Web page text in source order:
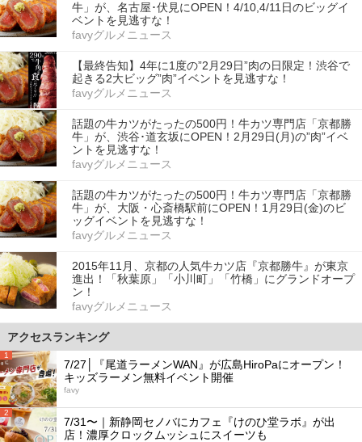
牛」が、名古屋･伏見にOPEN！4/10,4/11日のビッグイ
ベントを見逃すな！
favyグルメニュース
【最終告知】4年に1度の”2月29日”肉の日限定！渋谷で
起きる2大ビッグ”肉”イベントを見逃すな！
favyグルメニュース
話題の牛カツがたったの500円！牛カツ専門店「京都勝
牛」が、渋谷･道玄坂にOPEN！2月29日(月)の”肉”イベ
ントを見逃すな！
favyグルメニュース
話題の牛カツがたったの500円！牛カツ専門店「京都勝
牛」が、大阪・心斎橋駅前にOPEN！1月29日(金)のビ
ッグイベントを見逃すな！
favyグルメニュース
2015年11月、京都の人気牛カツ店『京都勝牛』が東京
進出！「秋葉原」「小川町」「竹橋」にグランドオープ
ン！
favyグルメニュース
アクセスランキング
1
7/27│『尾道ラーメンWAN』が広島HiroPaにオープン！
キッズラーメン無料イベント開催
favy
2
7/31〜｜新静岡セノバにカフェ『けのひ堂ラボ』が出
店！濃厚クロックムッシュにスイーツも